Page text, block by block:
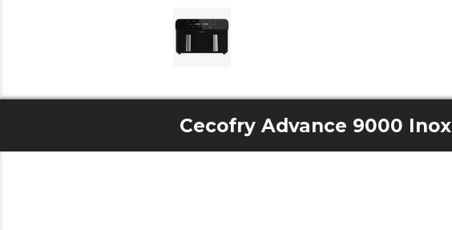
Cecofry Advance 9000 Inox